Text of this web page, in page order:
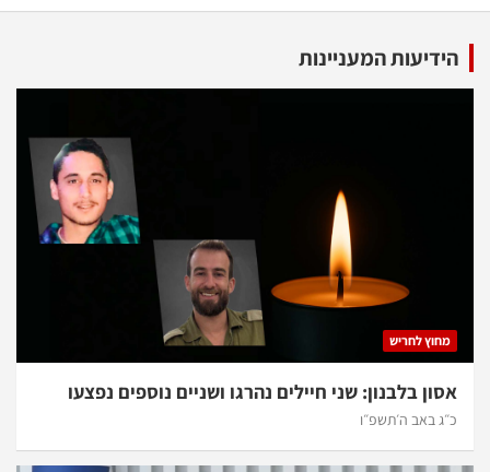
הידיעות המעניינות
מחוץ לחריש
אסון בלבנון: שני חיילים נהרגו ושניים נוספים נפצעו
כ״ג באב ה׳תשפ״ו